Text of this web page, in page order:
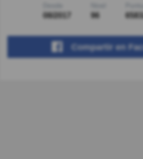
08/2017 96
Compartir en